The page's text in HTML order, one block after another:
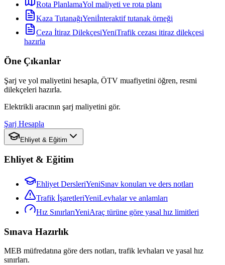
Rota PlanlamaYol maliyeti ve rota planı
Kaza TutanağıYeniİnteraktif tutanak örneği
Ceza İtiraz DilekçesiYeniTrafik cezası itiraz dilekçesi
hazırla
Öne Çıkanlar
Şarj ve yol maliyetini hesapla, ÖTV muafiyetini öğren, resmi
dilekçeleri hazırla.
Elektrikli aracının şarj maliyetini gör.
Şarj Hesapla
Ehliyet & Eğitim
Ehliyet & Eğitim
Ehliyet DersleriYeniSınav konuları ve ders notları
Trafik İşaretleriYeniLevhalar ve anlamları
Hız SınırlarıYeniAraç türüne göre yasal hız limitleri
Sınava Hazırlık
MEB müfredatına göre ders notları, trafik levhaları ve yasal hız
sınırları.